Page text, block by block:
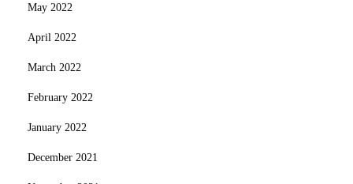
May 2022
April 2022
March 2022
February 2022
January 2022
December 2021